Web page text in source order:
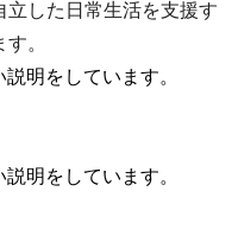
した日常生活を支援す
。
明をしています。
明をしています。